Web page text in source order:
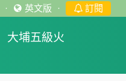
· 英文版 · 訂閱
大埔五級火